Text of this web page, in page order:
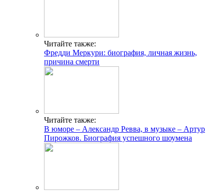
Читайте также:
Фредди Меркури: биография, личная жизнь,
причина смерти
Читайте также:
В юморе – Александр Ревва, в музыке – Артур
Пирожков. Биография успешного шоумена